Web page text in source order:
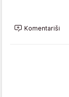
Komentariši